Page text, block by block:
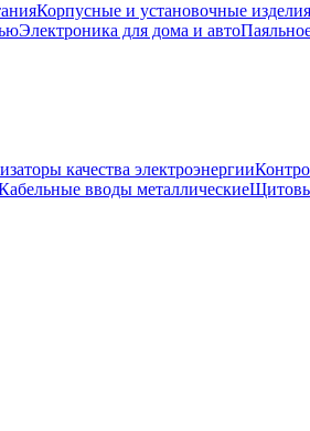
Корпусные и установочные изделия
Электроника для дома и авто
качества электроэнергии
вводы металлические